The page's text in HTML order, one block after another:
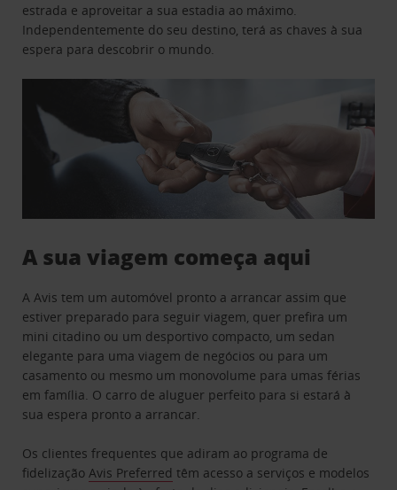
estrada e aproveitar a sua estadia ao máximo.
Independentemente do seu destino, terá as chaves à sua
espera para descobrir o mundo.
A sua viagem começa aqui
A Avis tem um automóvel pronto a arrancar assim que
estiver preparado para seguir viagem, quer prefira um
mini citadino ou um desportivo compacto, um sedan
elegante para uma viagem de negócios ou para um
casamento ou mesmo um monovolume para umas férias
em família. O carro de aluguer perfeito para si estará à
sua espera pronto a arrancar.
Os clientes frequentes que adiram ao programa de
fidelizaçãoAvis Preferred têm acesso a serviços e modelos